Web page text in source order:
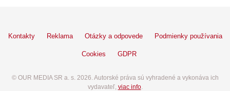
Kontakty Reklama Otázky a odpovede Podmienky používania
Cookies GDPR
© OUR MEDIA SR a. s. 2026. Autorské práva sú vyhradené a vykonáva ich
vydavateľ, viac info.